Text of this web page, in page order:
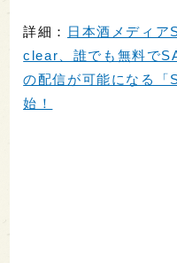
詳細： 日本酒メディア
clear、誰でも無料で
の配信が可能になる
始！